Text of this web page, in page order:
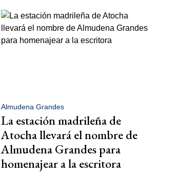
Almudena Grandes
La estación madrileña de
Atocha llevará el nombre de
Almudena Grandes para
homenajear a la escritora